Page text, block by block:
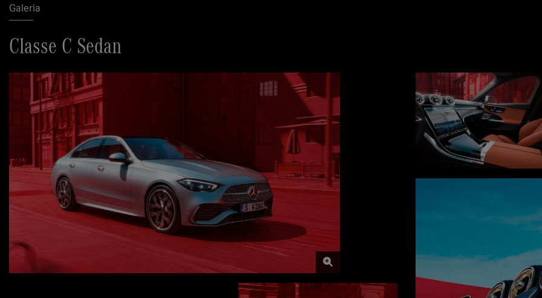
Galeria
Classe C Sedan